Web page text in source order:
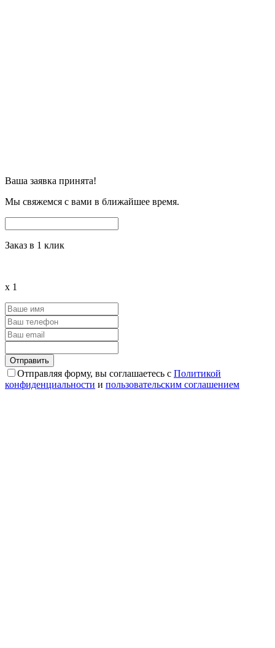
Ваша заявка принята!
Мы свяжемся с вами в ближайшее время.
Заказ в 1 клик
x 1
Отправляя форму, вы соглашаетесь с Политикой
конфиденциальности и пользовательским соглашением